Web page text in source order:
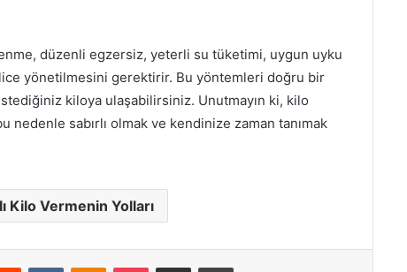
düzenli egzersiz, yeterli su tüketimi, uygun uyku
yönetilmesini gerektirir. Bu yöntemleri doğru bir
kiloya ulaşabilirsiniz. Unutmayın ki, kilo
sabırlı olmak ve kendinize zaman tanımak
Kilo Vermenin Yolları
Reddit VKontakteOdnoklassniki
Pocket E-Posta ile paylaş Yazdır